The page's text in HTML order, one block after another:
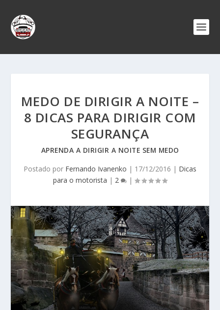
MEDO DE DIRIGIR A NOITE –
8 DICAS PARA DIRIGIR COM
SEGURANÇA
APRENDA A DIRIGIR A NOITE SEM MEDO
Postado por Fernando Ivanenko | 17/12/2016 | Dicas
para o motorista | 2 |